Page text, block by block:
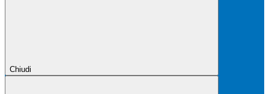
Chiudi